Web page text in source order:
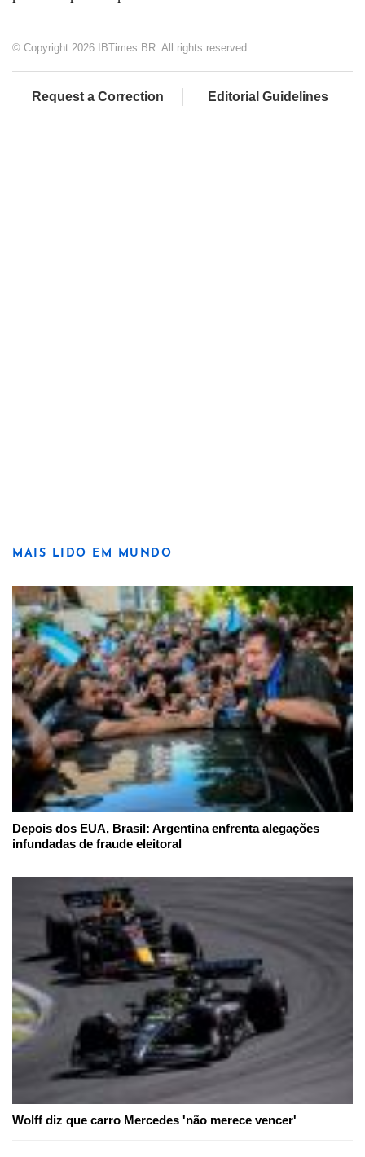
© Copyright 2026 IBTimes BR. All rights reserved.
Request a Correction Editorial Guidelines
MAIS LIDO EM MUNDO
Depois dos EUA, Brasil: Argentina enfrenta alegações
infundadas de fraude eleitoral
Wolff diz que carro Mercedes 'não merece vencer'